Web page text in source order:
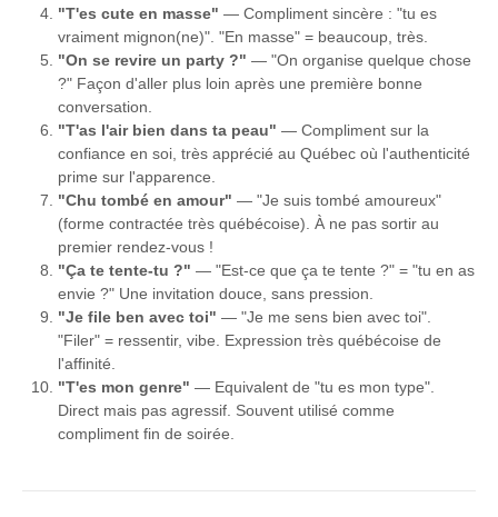
"T'es cute en masse" — Compliment sincère : "tu es
vraiment mignon(ne)". "En masse" = beaucoup, très.
"On se revire un party ?" — "On organise quelque chose
?" Façon d'aller plus loin après une première bonne
conversation.
"T'as l'air bien dans ta peau" — Compliment sur la
confiance en soi, très apprécié au Québec où l'authenticité
prime sur l'apparence.
"Chu tombé en amour" — "Je suis tombé amoureux"
(forme contractée très québécoise). À ne pas sortir au
premier rendez-vous !
"Ça te tente-tu ?" — "Est-ce que ça te tente ?" = "tu en as
envie ?" Une invitation douce, sans pression.
"Je file ben avec toi" — "Je me sens bien avec toi".
"Filer" = ressentir, vibe. Expression très québécoise de
l'affinité.
"T'es mon genre" — Equivalent de "tu es mon type".
Direct mais pas agressif. Souvent utilisé comme
compliment fin de soirée.